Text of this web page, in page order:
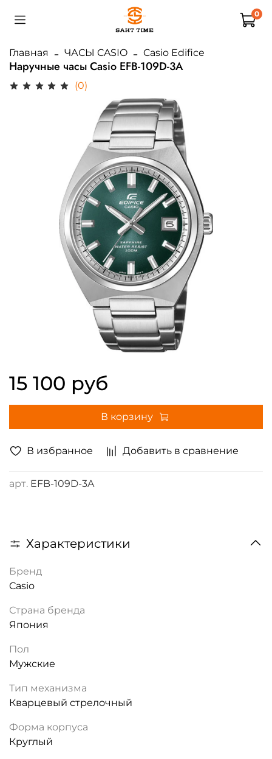
0
Главная ЧАСЫ CASIO Casio Edifice
Наручные часы Casio EFB-109D-3A
(0)
В избранное Добавить в сравнение
арт. EFB-109D-3A
15 100 руб
В корзину
Характеристики
Бренд
Casio
Страна бренда
Япония
Пол
Мужские
Тип механизма
Кварцевый стрелочный
Форма корпуса
Круглый